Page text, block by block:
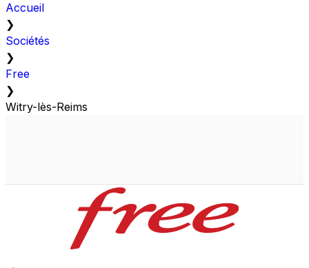
Accueil
❯
Sociétés
❯
Free
❯
Witry-lès-Reims